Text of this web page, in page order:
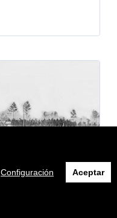
Configuración Aceptar